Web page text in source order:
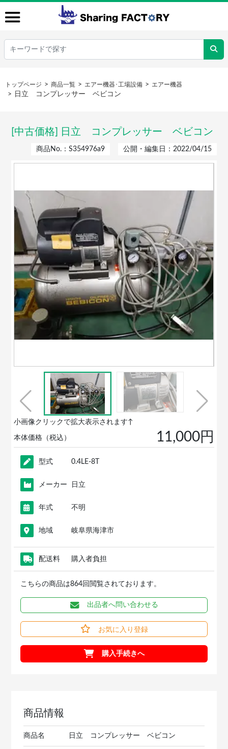
トップページ 商品一覧 エアー機器･工場設備 エアー機器
日立 コンプレッサー ベビコン
[中古価格] 日立 コンプレッサー ベビコン
商品No.：S354976a9 公開・編集日：2022/04/15
小画像クリックで拡大表示されます↑
本体価格（税込） 11,000円
型式 0.4LE-8T
メーカー 日立
年式 不明
地域 岐阜県海津市
配送料 購入者負担
こちらの商品は864回閲覧されております。
出品者へ問い合わせる
お気に入り登録
購入手続きへ
商品情報
商品名 日立 コンプレッサー ベビコン